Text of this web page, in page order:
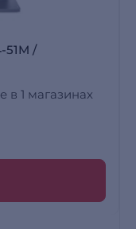
51M /
в 1 магазинах